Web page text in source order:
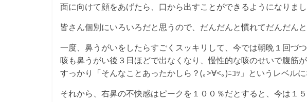
面に向けて顔をあげたら、口から出すことができるようになりまし
皆さん個別にいろいろだと思うので、だんだんと慣れてだんだんと
一度、鼻うがいをしたらすごくスッキリして、今では朝晩１回づ
咳も鼻うがい後３日ほどで出なくなり、慢性的な咳のせいで腹筋
すっかり「そんなことあったかしら？(｡>∀<｡)ﾆｺｯ」というレベルに
それから、右鼻の不快感はピークを１００％だとすると、今は１５